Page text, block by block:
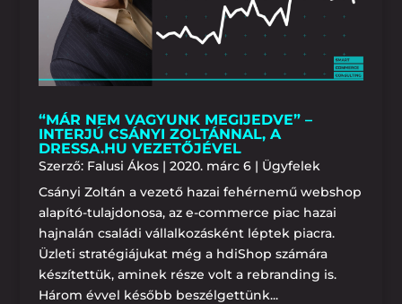
“MÁR NEM VAGYUNK MEGIJEDVE” –
INTERJÚ CSÁNYI ZOLTÁNNAL, A
DRESSA.HU VEZETŐJÉVEL
Szerző: Falusi Ákos| 2020. márc 6| Ügyfelek
Csányi Zoltán a vezető hazai fehérnemű webshop
alapító-tulajdonosa, az e-commerce piac hazai
hajnalán családi vállalkozásként léptek piacra.
Üzleti stratégiájukat még a hdiShop számára
készítettük, aminek része volt a rebranding is.
Három évvel később beszélgettünk...